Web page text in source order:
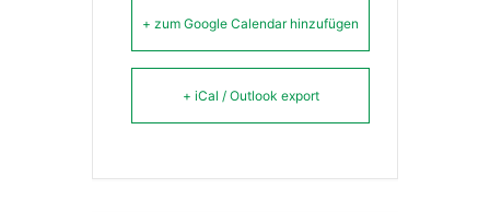
+ zum Google Calendar hinzufügen
+ iCal / Outlook export